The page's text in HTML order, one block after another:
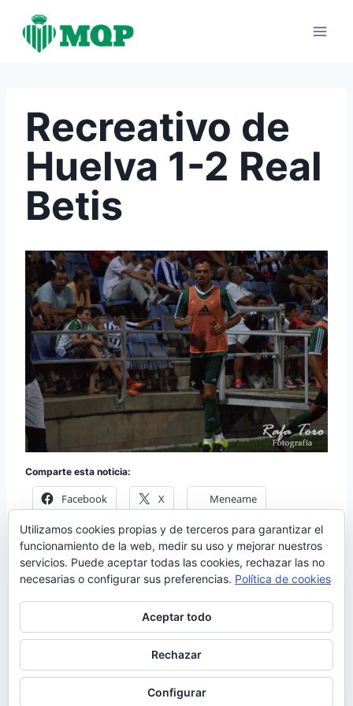
contenido
Recreativo de
Huelva 1-2 Real
Betis
Comparte esta noticia:
Facebook X Meneame
Más
© 2026 Manquepierda - Tema para WordPress
porKadence WP
Utilizamos cookies propias y de terceros para garantizar el
funcionamiento de la web, medir su uso y mejorar nuestros
servicios. Puede aceptar todas las cookies, rechazar las no
necesarias o configurar sus preferencias. Política de cookies
Aceptar todo
Rechazar
Configurar